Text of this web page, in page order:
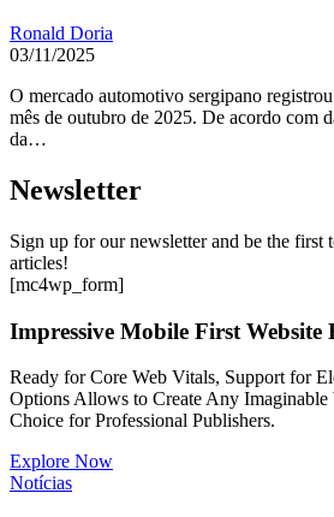
Ronald Doria
03/11/2025
O mercado automotivo sergipano
mês de outubro de 2025. De acordo com
da…
Newsletter
Sign up for our newsletter and be the first
articles!
[mc4wp_form]
Impressive Mobile First Website
Ready for Core Web Vitals, Support for
Options Allows to Create Any Imaginable
Choice for Professional Publishers.
Explore Now
Notícias